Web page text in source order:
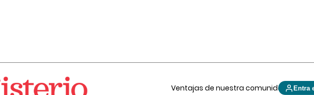
Ventajas de nuestra comunidad Entra